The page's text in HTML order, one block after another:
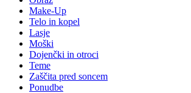
Make-Up
Telo in kopel
Lasje
Moški
Dojenčki in otroci
Teme
Zaščita pred soncem
Ponudbe